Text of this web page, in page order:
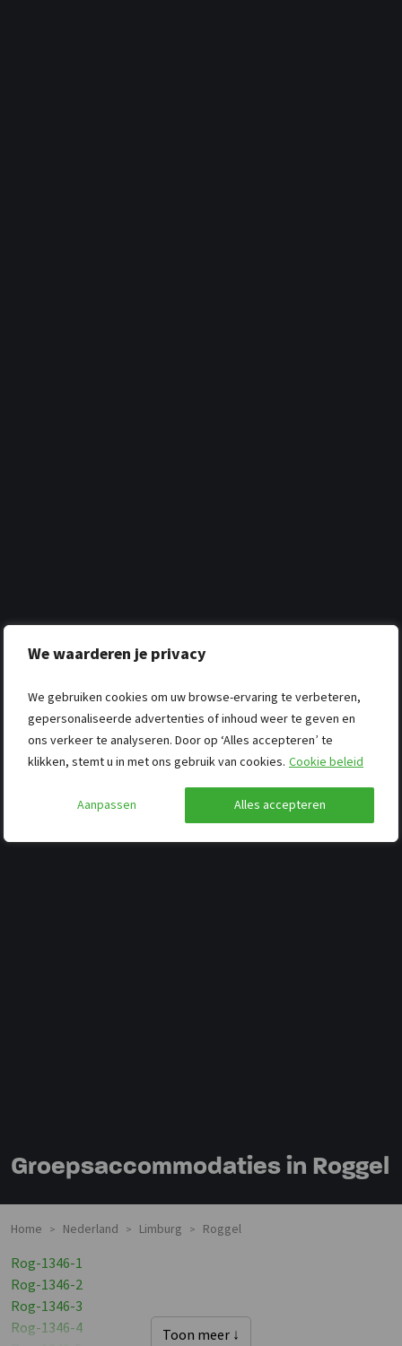
We waarderen je privacy
We gebruiken cookies om uw browse-ervaring te verbeteren,
gepersonaliseerde advertenties of inhoud weer te geven en
ons verkeer te analyseren. Door op ‘Alles accepteren’ te
klikken, stemt u in met ons gebruik van cookies. Cookie beleid
Aanpassen Alles accepteren
Groepsaccommodaties in Roggel
Home > Nederland > Limburg > Roggel
Rog-1346-1
Rog-1346-2
Rog-1346-3
Rog-1346-4
Toon meer ↓